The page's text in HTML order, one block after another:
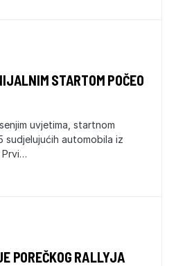
STARTOM POČEO
uvjetima, startnom
sudjelujućih automobila iz
Prvi…
POREČKOG RALLYJA